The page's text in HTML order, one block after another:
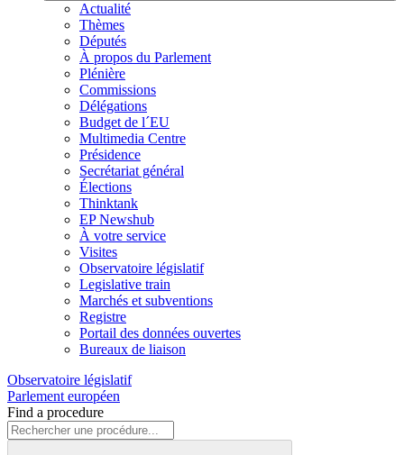
Actualité
Thèmes
Députés
À propos du Parlement
Plénière
Commissions
Délégations
Budget de l´EU
Multimedia Centre
Présidence
Secrétariat général
Élections
Thinktank
EP Newshub
À votre service
Visites
Observatoire législatif
Legislative train
Marchés et subventions
Registre
Portail des données ouvertes
Bureaux de liaison
Observatoire législatif
Parlement européen
Find a procedure